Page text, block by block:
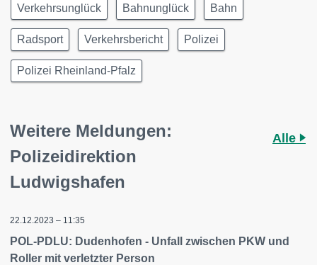
Verkehrsunglück Bahnunglück Bahn
Radsport Verkehrsbericht Polizei
Polizei Rheinland-Pfalz
Weitere Meldungen:
Polizeidirektion
Ludwigshafen
Alle
22.12.2023 – 11:35
POL-PDLU: Dudenhofen - Unfall zwischen PKW und
Roller mit verletzter Person